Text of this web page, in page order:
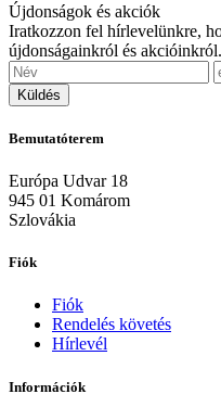
Újdonságok és akciók
Iratkozzon fel hírlevelünkre,
újdonságainkról és akcióinkról.
Bemutatóterem
Európa Udvar 18
945 01 Komárom
Szlovákia
Fiók
Fiók
Rendelés követés
Hírlevél
Információk